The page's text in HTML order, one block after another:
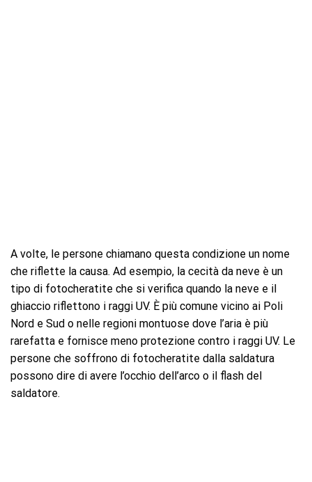
A volte, le persone chiamano questa condizione un nome
che riflette la causa. Ad esempio, la cecità da neve è un
tipo di fotocheratite che si verifica quando la neve e il
ghiaccio riflettono i raggi UV. È più comune vicino ai Poli
Nord e Sud o nelle regioni montuose dove l’aria è più
rarefatta e fornisce meno protezione contro i raggi UV. Le
persone che soffrono di fotocheratite dalla saldatura
possono dire di avere l’occhio dell’arco o il flash del
saldatore.